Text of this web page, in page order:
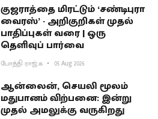
குஜராத்தை மிரட்டும் ‘சண்டிபுரா
வைரஸ்’ - அறிகுறிகள் முதல்
பாதிப்புகள் வரை | ஒரு
தெளிவுப் பார்வை
போத்தி ராஜ்.க 05 Aug 2026
ஆன்லைன், செயலி மூலம்
மதுபானம் விற்பனை: இன்று
முதல் அமலுக்கு வருகிறது